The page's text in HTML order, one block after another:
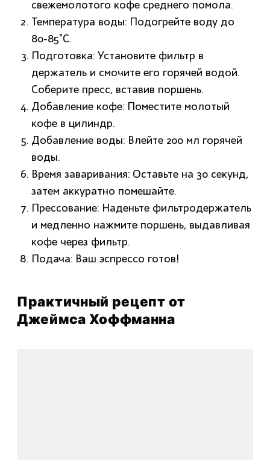
свежемолотого кофе среднего помола.
Температура воды: Подогрейте воду до
80-85°C.
Подготовка: Установите фильтр в
держатель и смочите его горячей водой.
Соберите пресс, вставив поршень.
Добавление кофе: Поместите молотый
кофе в цилиндр.
Добавление воды: Влейте 200 мл горячей
воды.
Время заваривания: Оставьте на 30 секунд,
затем аккуратно помешайте.
Прессование: Наденьте фильтродержатель
и медленно нажмите поршень, выдавливая
кофе через фильтр.
Подача: Ваш эспрессо готов!
Практичный рецепт от
Джеймса Хоффманна